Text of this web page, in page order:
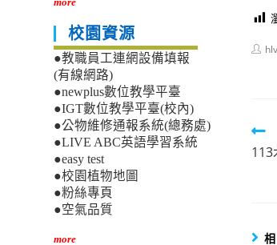
Post
113
校園資源
●教職員工連網設備填報
(有線網路)
●newplus數位教學平臺
●IGT數位教學平臺(校內)
●公物維修通報系統(總務處)
●LIVE ABC英語學習系統
●easy test
●校園植物地圖
●粉絲專頁
●空氣品質
more